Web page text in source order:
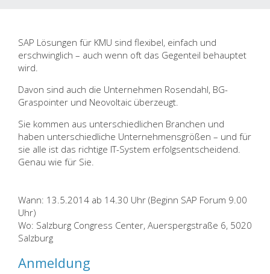
SAP Lösungen für KMU sind flexibel, einfach und
erschwinglich – auch wenn oft das Gegenteil behauptet
wird.
Davon sind auch die Unternehmen Rosendahl, BG-
Graspointer und Neovoltaic überzeugt.
Sie kommen aus unterschiedlichen Branchen und
haben unterschiedliche Unternehmensgrößen – und für
sie alle ist das richtige IT-System erfolgsentscheidend.
Genau wie für Sie.
Wann: 13.5.2014 ab 14.30 Uhr (Beginn SAP Forum 9.00
Uhr)
Wo: Salzburg Congress Center, Auerspergstraße 6, 5020
Salzburg
Anmeldung